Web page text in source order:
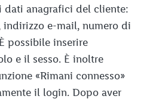
dati anagrafici del cliente:
indirizzo e-mail, numero di
possibile inserire
e il sesso. È inoltre
«Rimani connesso»
il login. Dopo aver